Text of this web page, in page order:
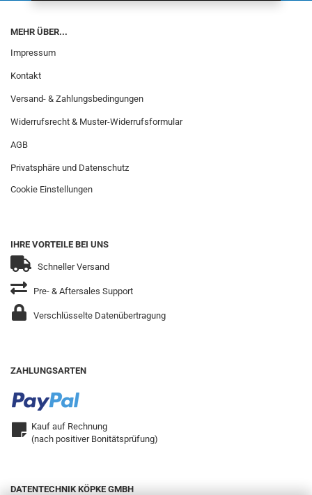
MEHR ÜBER...
Impressum
Kontakt
Versand- & Zahlungsbedingungen
Widerrufsrecht & Muster-Widerrufsformular
AGB
Privatsphäre und Datenschutz
Cookie Einstellungen
IHRE VORTEILE BEI UNS
Schneller Versand
Pre- & Aftersales Support
Verschlüsselte Datenübertragung
ZAHLUNGSARTEN
Kauf auf Rechnung
(nach positiver Bonitätsprüfung)
DATENTECHNIK KÖPKE GMBH